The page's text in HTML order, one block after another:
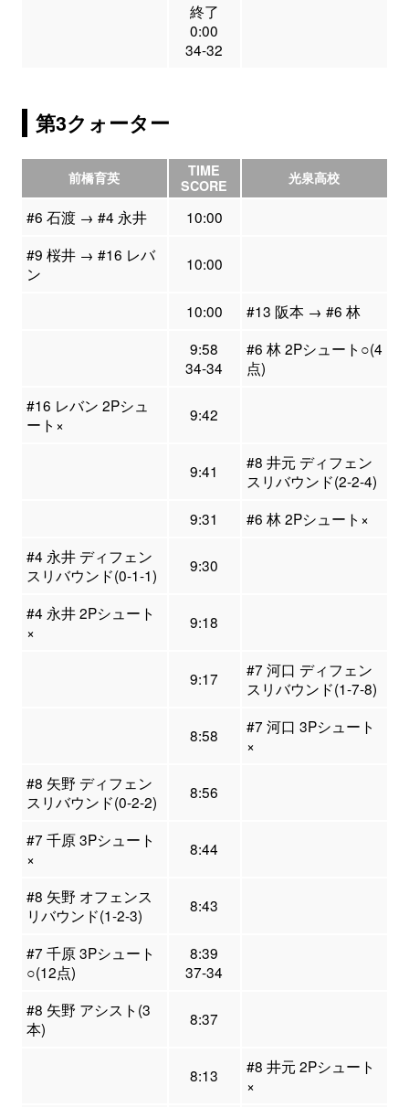
終了
0:00
34-32
第3クォーター
前橋育英
TIME
SCORE
光泉高校
#6 石渡 → #4 永井
10:00
#9 桜井 → #16 レバ
ン
10:00
10:00
#13 阪本 → #6 林
9:58
34-34
#6 林 2Pシュート○(4
点)
#16 レバン 2Pシュ
ート×
9:42
9:41
#8 井元 ディフェン
スリバウンド(2-2-4)
9:31
#6 林 2Pシュート×
#4 永井 ディフェン
スリバウンド(0-1-1)
9:30
#4 永井 2Pシュート
×
9:18
9:17
#7 河口 ディフェン
スリバウンド(1-7-8)
8:58
#7 河口 3Pシュート
×
#8 矢野 ディフェン
スリバウンド(0-2-2)
8:56
#7 千原 3Pシュート
×
8:44
#8 矢野 オフェンス
リバウンド(1-2-3)
8:43
#7 千原 3Pシュート
○(12点)
8:39
37-34
#8 矢野 アシスト(3
本)
8:37
8:13
#8 井元 2Pシュート
×